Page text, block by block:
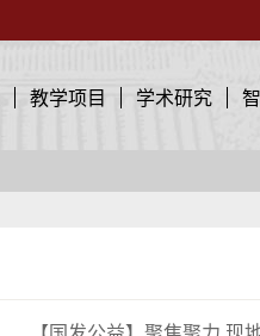
教学项目 学术研究